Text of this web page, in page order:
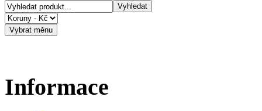
Informace